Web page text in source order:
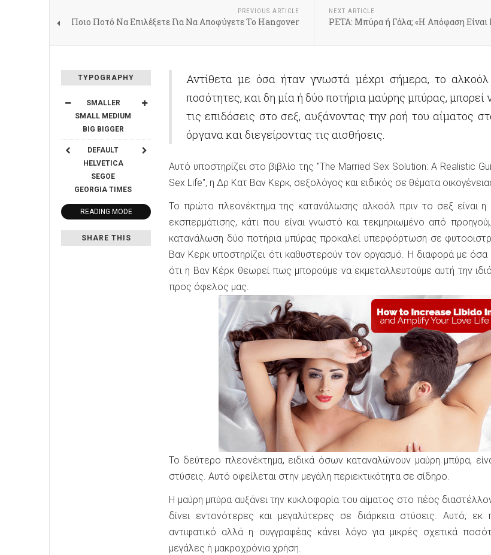
PREVIOUS ARTICLE
Ποιο Ποτό Να Επιλέξετε Για Να Αποφύγετε Το Hangover
NEXT ARTICLE
ΡΕΤΑ: Μπύρα ή Γάλα; «Η Απόφαση
TYPOGRAPHY
SMALLER
SMALL MEDIUM
BIG BIGGER
DEFAULT
HELVETICA
SEGOE
GEORGIA TIMES
READING MODE
SHARE THIS
Αντίθετα με όσα ήταν γνωστά μέχρι σήμερα, το
ποσότητες, και δη μία ή δύο ποτήρια μαύρης μπύρας, μπορεί
τις επιδόσεις στο σεξ, αυξάνοντας την ροή του αίματος
όργανα και διεγείροντας τις αισθήσεις.
Αυτό υποστηρίζει στο βιβλίο της "The Married Sex Solution: A Realistic
Sex Life", η Δρ Κατ Βαν Κερκ, σεξολόγος και ειδικός σε θέματα
Το πρώτο πλεονέκτημα της κατανάλωσης αλκοόλ πριν το σεξ είναι η
εκσπερμάτισης, κάτι που είναι γνωστό και τεκμηριωμένο από
κατανάλωση δύο ποτήρια μπύρας προκαλεί υπερφόρτωση σε
Βαν Κερκ υποστηρίζει ότι καθυστερούν τον οργασμό. Η διαφορά με όσα
ότι η Βαν Κέρκ θεωρεί πως μπορούμε να εκμεταλλευτούμε αυτή την
προς όφελος μας.
Το δεύτερο πλεονέκτημα, ειδικά όσων καταναλώνουν μαύρη μπύρα,
στύσεις. Αυτό οφείλεται στην μεγάλη περιεκτικότητα σε σίδηρο.
Η μαύρη μπύρα αυξάνει την κυκλοφορία του αίματος στο πέος
δίνει εντονότερες και μεγαλύτερες σε διάρκεια στύσεις. Αυτό, εκ
αντιφατικό αλλά η συγγραφέας κάνει λόγο για μικρές σχετικά
μεγάλες ή μακροχρόνια χρήση.